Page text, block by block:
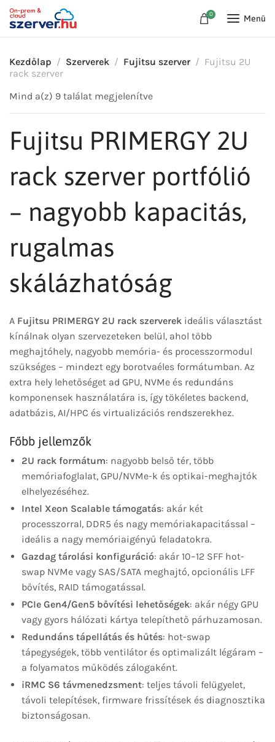
0 Menü
Kezdőlap Szerverek Fujitsu szerver
Fujitsu 2U
rack szerver
Mind a(z) 9 találat megjelenítve
Fujitsu PRIMERGY 2U
rack szerver portfólió
– nagyobb kapacitás,
rugalmas
skálázhatóság
A Fujitsu PRIMERGY 2U rack szerverek ideális választást
kínálnak olyan szervezeteken belül, ahol több
meghajtóhely, nagyobb memória- és processzormodul
szükséges – mindezt egy borotvaéles formátumban. Az
extra hely lehetőséget ad GPU, NVMe és redundáns
komponensek használatára is, így tökéletes backend,
adatbázis, AI/HPC és virtualizációs rendszerekhez.
Főbb jellemzők
2U rack formátum: nagyobb belső tér, több
memóriafoglalat, GPU/NVMe-k és optikai-meghajtók
elhelyezéséhez.
Intel Xeon Scalable támogatás: akár két
processzorral, DDR5 és nagy memóriakapacitással –
ideális a nagy memóriaigényű feladatokra.
Gazdag tárolási konfiguráció: akár 10–12 SFF hot-
swap NVMe vagy SAS/SATA meghajtó, opcionális LFF
bővítés, RAID támogatással.
PCIe Gen4/Gen5 bővítési lehetőségek: akár négy GPU
vagy gyors hálózati kártya telepíthető párhuzamosan.
Redundáns tápellátás és hűtés: hot-swap
tápegységek, több ventilátor és optimalizált légáram –
a folyamatos működés zálogaként.
iRMC S6 távmenedzsment: teljes távoli felügyelet,
távoli telepítések, firmware frissítések és diagnosztika
biztonságosan.